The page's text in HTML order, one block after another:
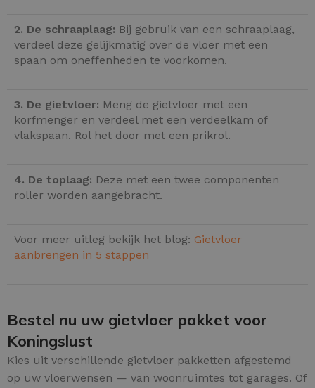
2. De schraaplaag: Bij gebruik van een schraaplaag,
verdeel deze gelijkmatig over de vloer met een
spaan om oneffenheden te voorkomen.
3. De gietvloer: Meng de gietvloer met een
korfmenger en verdeel met een verdeelkam of
vlakspaan. Rol het door met een prikrol.
4. De toplaag: Deze met een twee componenten
roller worden aangebracht.
Voor meer uitleg bekijk het blog: Gietvloer
aanbrengen in 5 stappen
Bestel nu uw gietvloer pakket voor
Koningslust
Kies uit verschillende gietvloer pakketten afgestemd
op uw vloerwensen — van woonruimtes tot garages. Of